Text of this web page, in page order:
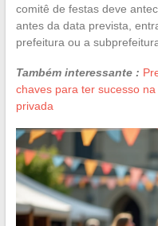
comitê de festas deve
antes da data prevista,
prefeitura ou a
Também interessante :
chaves para ter sucesso
privada